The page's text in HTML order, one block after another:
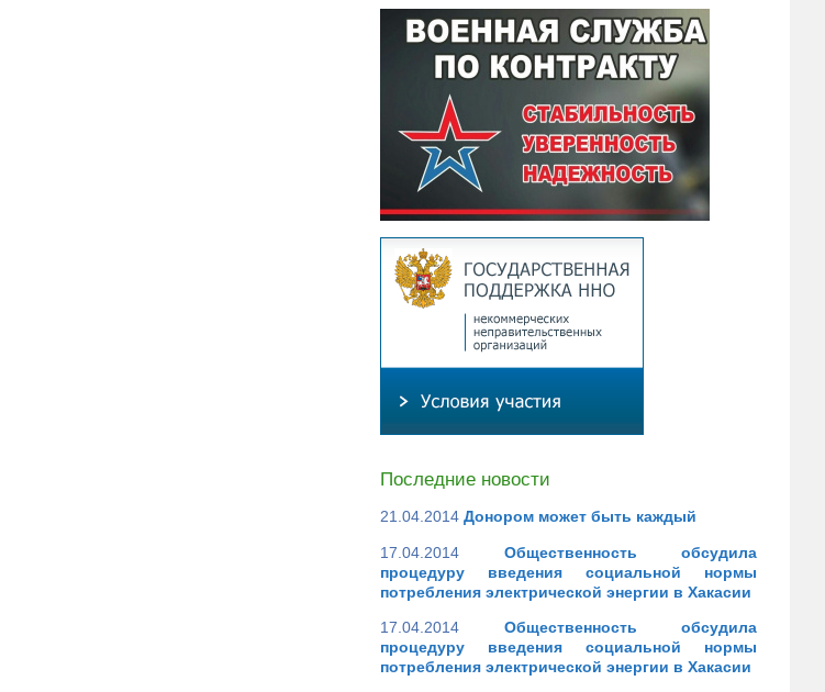
Последние новости
21.04.2014 Донором может быть каждый
17.04.2014
Общественность обсудила
процедуру введения социальной нормы
потребления электрической энергии в Хакасии
17.04.2014
Общественность обсудила
процедуру введения социальной нормы
потребления электрической энергии в Хакасии